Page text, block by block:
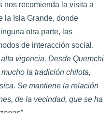
nos recomienda la visita a
la Isla Grande, donde
otra parte, las
de interacción social.
vigencia. Desde Quemchi
la tradición chilota,
Se mantiene la relación
de la vecindad, que se ha